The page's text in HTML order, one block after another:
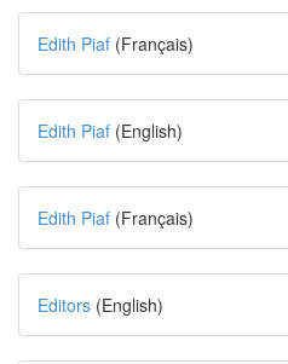
Edith Piaf (Français)
Edith Piaf (English)
Edith Piaf (Français)
Editors (English)